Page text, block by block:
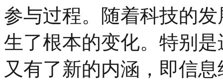
参与过程。随着科技的
生了根本的变化。特别
又有了新的内涵，即信